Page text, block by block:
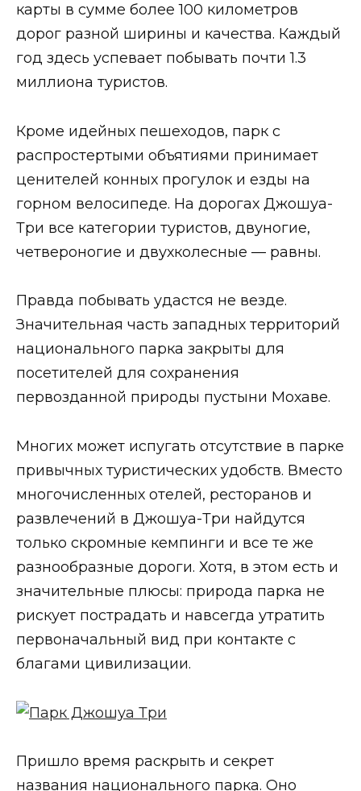
карты в сумме более 100 километров
дорог разной ширины и качества. Каждый
год здесь успевает побывать почти 1.3
миллиона туристов.
Кроме идейных пешеходов, парк с
распростертыми объятиями принимает
ценителей конных прогулок и езды на
горном велосипеде. На дорогах Джошуа-
Три все категории туристов, двуногие,
четвероногие и двухколесные — равны.
Правда побывать удастся не везде.
Значительная часть западных территорий
национального парка закрыты для
посетителей для сохранения
первозданной природы пустыни Мохаве.
Многих может испугать отсутствие в парке
привычных туристических удобств. Вместо
многочисленных отелей, ресторанов и
развлечений в Джошуа-Три найдутся
только скромные кемпинги и все те же
разнообразные дороги. Хотя, в этом есть и
значительные плюсы: природа парка не
рискует пострадать и навсегда утратить
первоначальный вид при контакте с
благами цивилизации.
Пришло время раскрыть и секрет
названия национального парка. Оно